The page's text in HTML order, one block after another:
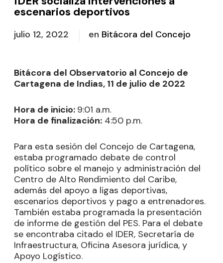
escenarios deportivos
julio 12, 2022 en Bitácora del Concejo
Bitácora del Observatorio al Concejo de
Cartagena de Indias, 11 de julio de 2022
Hora de inicio: 9:01 a.m.
Hora de finalización: 4:50 p.m.
Para esta sesión del Concejo de Cartagena,
estaba programado debate de control
político sobre el manejo y administración del
Centro de Alto Rendimiento del Caribe,
además del apoyo a ligas deportivas,
escenarios deportivos y pago a entrenadores.
También estaba programada la presentación
de informe de gestión del PES. Para el debate
se encontraba citado el IDER, Secretaría de
Infraestructura, Oficina Asesora jurídica, y
Apoyo Logístico.